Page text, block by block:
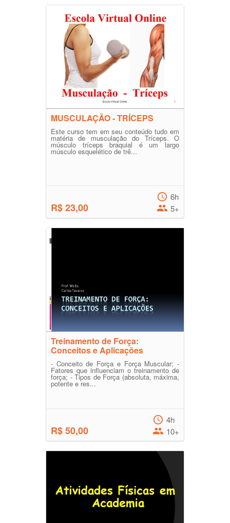
MUSCULAÇÃO - TRÍCEPS
Este curso tem em seu conteúdo tudo em
matéria de musculação do Tríceps. O
músculo tríceps braquial é um largo
músculo esquelético de trê...
R$ 23,00
6h
5+
Treinamento de Força:
Conceitos e Aplicações
- Conceito de Força e Força Muscular; -
Fatores que influenciam o treinamento de
força; - Tipos de Força (absoluta, máxima,
potente e res...
R$ 50,00
4h
10+